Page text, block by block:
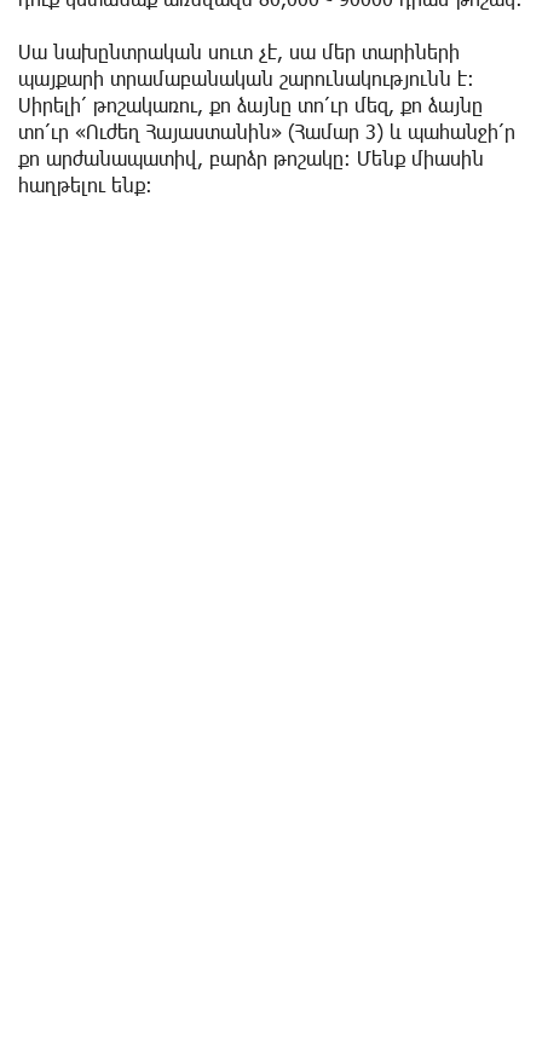
Սա նախընտրական սուտ չէ, սա մեր տարիների
պայքարի տրամաբանական շարունակությունն է։
Սիրելի՛ թոշակառու, քո ձայնը տո՛ւր մեզ, քո ձայնը
տո՛ւր «Ուժեղ Հայաստանին» (Համար 3) և պահանջի՛ր
քո արժանապատիվ, բարձր թոշակը։ Մենք միասին
հաղթելու ենք։